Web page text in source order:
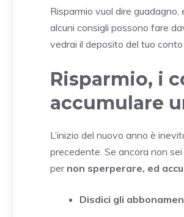
Risparmio vuol dire
alcuni consigli possono fare
vedrai il deposito del tuo
Risparmio, i
accumulare
L’inizio del nuovo anno è
precedente. Se ancora non
pernon sperperare, ed
Disdici gli